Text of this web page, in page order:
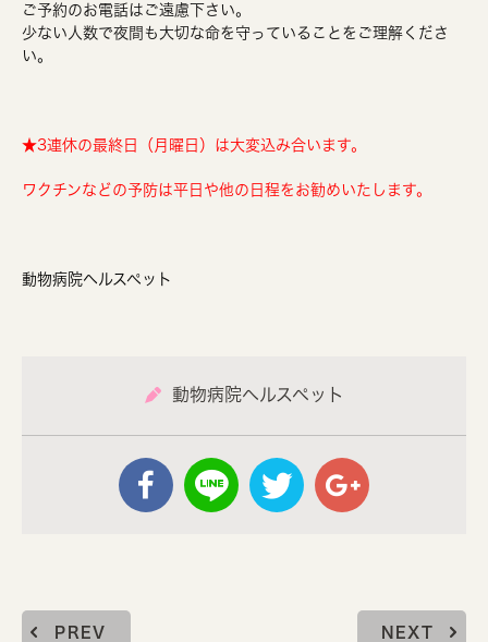
ご予約のお電話はご遠慮下さい。
少ない人数で夜間も大切な命を守っていることをご理解くださ
い。
★3連休の最終日（月曜日）は大変込み合います。
ワクチンなどの予防は平日や他の日程をお勧めいたします。
動物病院ヘルスペット
動物病院ヘルスペット
PREV NEXT